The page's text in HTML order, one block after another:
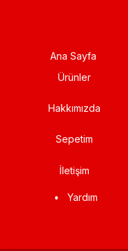
Ana Sayfa
Ürünler
Hakkımızda
Sepetim
İletişim
• Yardım